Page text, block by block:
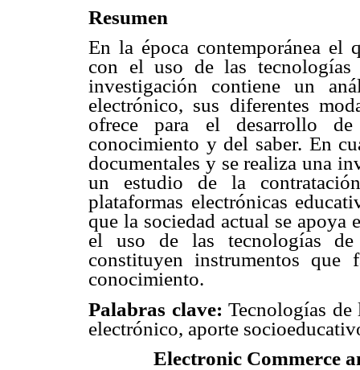
Resumen
En la época contemporánea el
con el uso de las
investigación contiene un
electrónico, sus diferentes
ofrece para el desarrollo
conocimiento y del saber. En
documentales y se realiza una
un estudio de la
plataformas electrónicas
que la sociedad actual se apoya
el uso de las tecnologías
constituyen instrumentos
conocimiento.
Palabras clave: Tecnologías
electrónico, aporte
Electronic Commerce